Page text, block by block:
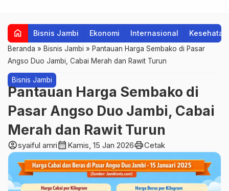
home Bisnis Jambi Ekonomi Internasional Kesehatan
Beranda » Bisnis Jambi » Pantauan Harga Sembako di Pasar
Angso Duo Jambi, Cabai Merah dan Rawit Turun
Bisnis Jambi
Pantauan Harga Sembako di
Pasar Angso Duo Jambi, Cabai
Merah dan Rawit Turun
account_circlesyaiful amricalendar_month Kamis, 15 Jan 2026printCetak